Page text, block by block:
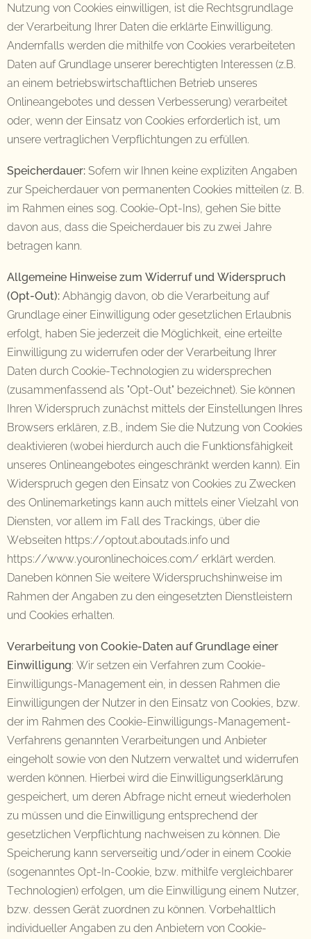
Nutzung von Cookies einwilligen, ist die Rechtsgrundlage
der Verarbeitung Ihrer Daten die erklärte Einwilligung.
Andernfalls werden die mithilfe von Cookies verarbeiteten
Daten auf Grundlage unserer berechtigten Interessen (z.B.
an einem betriebswirtschaftlichen Betrieb unseres
Onlineangebotes und dessen Verbesserung) verarbeitet
oder, wenn der Einsatz von Cookies erforderlich ist, um
unsere vertraglichen Verpflichtungen zu erfüllen.
Speicherdauer: Sofern wir Ihnen keine expliziten Angaben
zur Speicherdauer von permanenten Cookies mitteilen (z. B.
im Rahmen eines sog. Cookie-Opt-Ins), gehen Sie bitte
davon aus, dass die Speicherdauer bis zu zwei Jahre
betragen kann.
Allgemeine Hinweise zum Widerruf und Widerspruch
(Opt-Out): Abhängig davon, ob die Verarbeitung auf
Grundlage einer Einwilligung oder gesetzlichen Erlaubnis
erfolgt, haben Sie jederzeit die Möglichkeit, eine erteilte
Einwilligung zu widerrufen oder der Verarbeitung Ihrer
Daten durch Cookie-Technologien zu widersprechen
(zusammenfassend als "Opt-Out" bezeichnet). Sie können
Ihren Widerspruch zunächst mittels der Einstellungen Ihres
Browsers erklären, z.B., indem Sie die Nutzung von Cookies
deaktivieren (wobei hierdurch auch die Funktionsfähigkeit
unseres Onlineangebotes eingeschränkt werden kann). Ein
Widerspruch gegen den Einsatz von Cookies zu Zwecken
des Onlinemarketings kann auch mittels einer Vielzahl von
Diensten, vor allem im Fall des Trackings, über die
Webseiten https://optout.aboutads.info und
https://www.youronlinechoices.com/ erklärt werden.
Daneben können Sie weitere Widerspruchshinweise im
Rahmen der Angaben zu den eingesetzten Dienstleistern
und Cookies erhalten.
Verarbeitung von Cookie-Daten auf Grundlage einer
Einwilligung: Wir setzen ein Verfahren zum Cookie-
Einwilligungs-Management ein, in dessen Rahmen die
Einwilligungen der Nutzer in den Einsatz von Cookies, bzw.
der im Rahmen des Cookie-Einwilligungs-Management-
Verfahrens genannten Verarbeitungen und Anbieter
eingeholt sowie von den Nutzern verwaltet und widerrufen
werden können. Hierbei wird die Einwilligungserklärung
gespeichert, um deren Abfrage nicht erneut wiederholen
zu müssen und die Einwilligung entsprechend der
gesetzlichen Verpflichtung nachweisen zu können. Die
Speicherung kann serverseitig und/oder in einem Cookie
(sogenanntes Opt-In-Cookie, bzw. mithilfe vergleichbarer
Technologien) erfolgen, um die Einwilligung einem Nutzer,
bzw. dessen Gerät zuordnen zu können. Vorbehaltlich
individueller Angaben zu den Anbietern von Cookie-